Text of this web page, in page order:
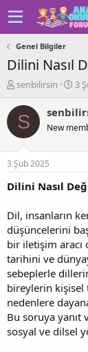
Genel Bilgiler
Dilini Nasıl
K
n
u
y
b
a
ş
t
a
n
senbilirsin
B
ş
a
ç
r
i
h
i
3
S New
3 Şub 2025
Dilini Nasıl
Dil, insanların
düşüncelerini
bir iletişim
tarihini ve
sebeplerle
bireylerin kişisel
nedenlere
Bu soruya
sosyal ve dilsel